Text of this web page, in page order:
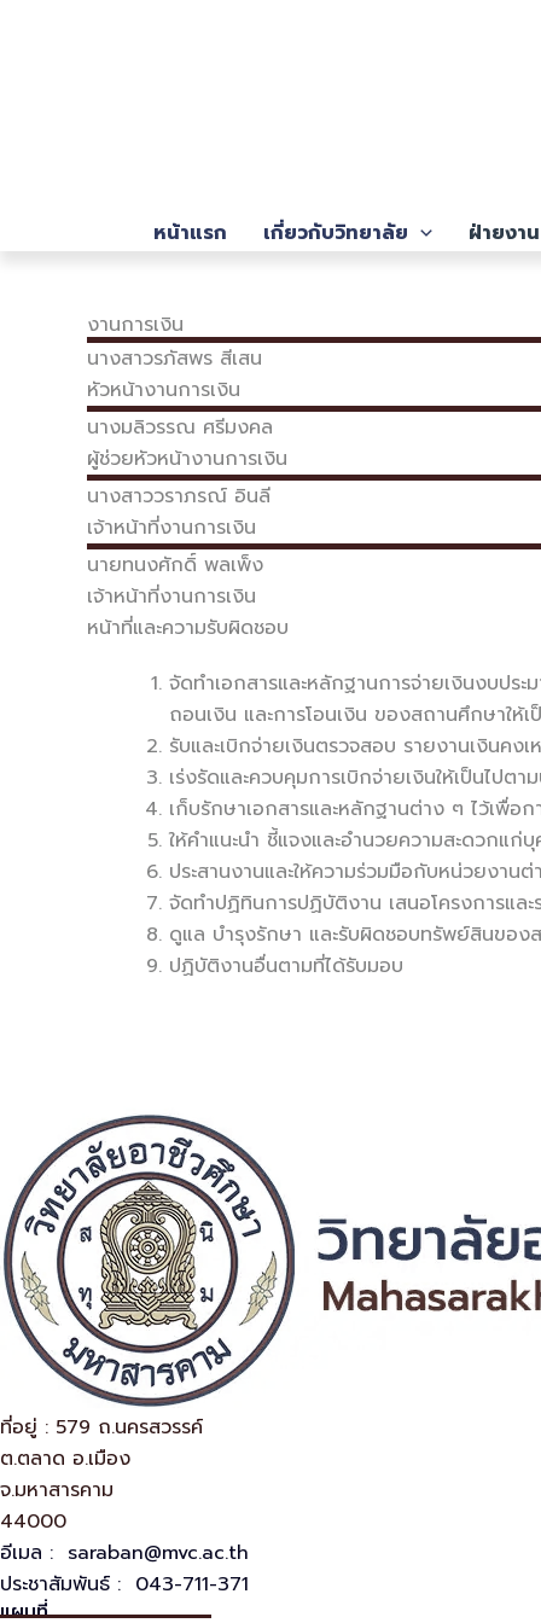
หน้าแรก เกี่ยวกับวิทยาลัย ฝ่ายงาน
งานการเงิน
นางสาวรภัสพร สีเสน
หัวหน้างานการเงิน
นางมลิวรรณ ศรีมงคล
ผู้ช่วยหัวหน้างานการเงิน
นางสาววราภรณ์ อินลี
เจ้าหน้าที่งานการเงิน
นายทนงศักดิ์ พลเพ็ง
เจ้าหน้าที่งานการเงิน
หน้าที่และความรับผิดชอบ
จัดทำเอกสารและหลักฐานการจ่ายเงินงบปร
ถอนเงิน และการโอนเงิน ของสถานศึกษาให้เ
รับและเบิกจ่ายเงินตรวจสอบ รายงานเงินคง
เร่งรัดและควบคุมการเบิกจ่ายเงินให้เป็นไปต
เก็บรักษาเอกสารและหลักฐานต่าง ๆ ไว้เพื่อ
ให้คำแนะนำ ชี้แจงและอำนวยความสะดวกแ
ประสานงานและให้ความร่วมมือกับหน่วยงา
จัดทำปฏิทินการปฏิบัติงาน เสนอโครงการแล
ดูแล บำรุงรักษา และรับผิดชอบทรัพย์สินขอ
ปฏิบัติงานอื่นตามที่ได้รับมอบ
ที่อยู่ : 579 ถ.นครสวรรค์
ต.ตลาด อ.เมือง
จ.มหาสารคาม
44000
อีเมล : saraban@mvc.ac.th
ประชาสัมพันธ์ : 043-711-371
แผนที่